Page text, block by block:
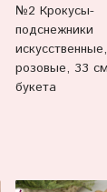
№2 Крокусы-
подснежники
розовые, 33
букета